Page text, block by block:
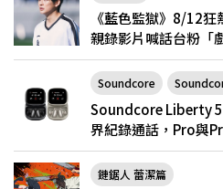
《藍色監獄》8/12
親錄影片喊話台粉「
Soundcore
Soundcore Liberty
界紀錄通話，Pro與
鏈鋸人 蕾潔篇